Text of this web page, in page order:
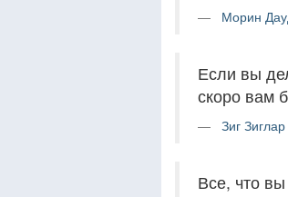
Морин
Если вы
скоро вам
Зиг
Все, что